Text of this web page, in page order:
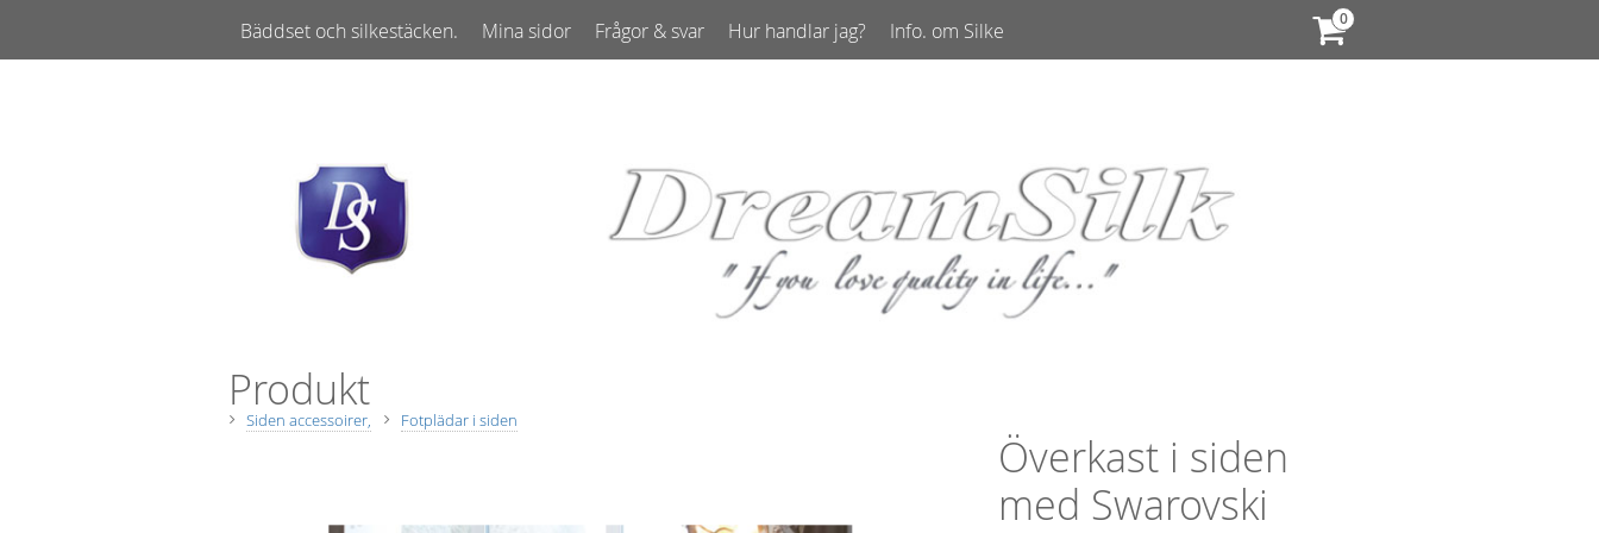
Bäddset och silkestäcken. Mina sidor Frågor & svar Hur handlar jag? Info. om Silke
Produkt
Siden accessoirer, Fotplädar i siden
Överkast i siden
med Swarovski